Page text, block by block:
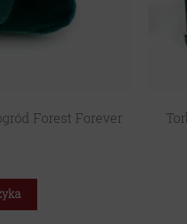
Forest Forever